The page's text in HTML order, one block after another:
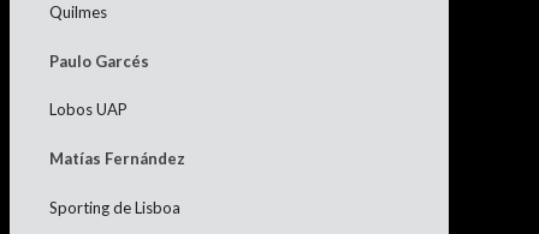
Quilmes
Paulo Garcés
Lobos UAP
Matías Fernández
Sporting de Lisboa